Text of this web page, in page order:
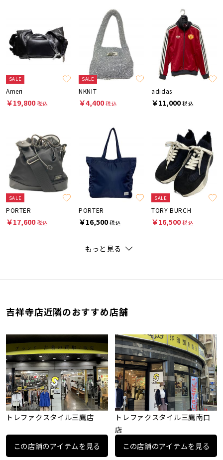
SALE
Ameri
￥19,800税込
SALE
NKNIT
￥4,400税込
adidas
￥11,000税込
SALE
PORTER
￥17,600税込
PORTER
￥16,500税込
SALE
TORY BURCH
￥16,500税込
もっと見る
吉祥寺店近隣のおすすめ店舗
トレファクスタイル三鷹店
この店舗のアイテムを見る
トレファクスタイル三鷹南口
店
この店舗のアイテムを見る